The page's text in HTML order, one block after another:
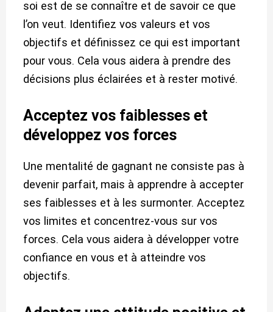
soi est de se connaître et de savoir ce que
l’on veut. Identifiez vos valeurs et vos
objectifs et définissez ce qui est important
pour vous. Cela vous aidera à prendre des
décisions plus éclairées et à rester motivé.
Acceptez vos faiblesses et
développez vos forces
Une mentalité de gagnant ne consiste pas à
devenir parfait, mais à apprendre à accepter
ses faiblesses et à les surmonter. Acceptez
vos limites et concentrez-vous sur vos
forces. Cela vous aidera à développer votre
confiance en vous et à atteindre vos
objectifs.